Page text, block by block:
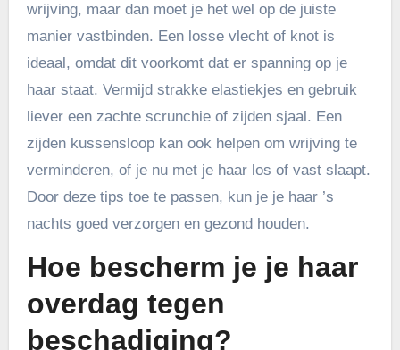
wrijving, maar dan moet je het wel op de juiste
manier vastbinden. Een losse vlecht of knot is
ideaal, omdat dit voorkomt dat er spanning op je
haar staat. Vermijd strakke elastiekjes en gebruik
liever een zachte scrunchie of zijden sjaal. Een
zijden kussensloop kan ook helpen om wrijving te
verminderen, of je nu met je haar los of vast slaapt.
Door deze tips toe te passen, kun je je haar ’s
nachts goed verzorgen en gezond houden.
Hoe bescherm je je haar
overdag tegen
beschadiging?